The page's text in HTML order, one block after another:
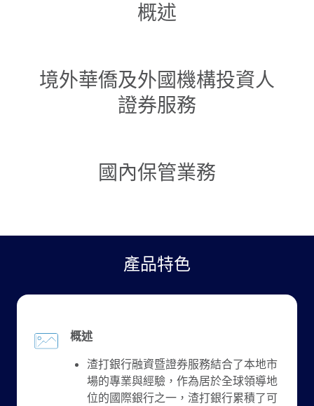
概述
境外華僑及外國機構投資人
證券服務
國內保管業務
產品特色
概述
渣打銀行融資暨證券服務結合了本地市
場的專業與經驗，作為居於全球領導地
位的國際銀行之一，渣打銀行累積了可